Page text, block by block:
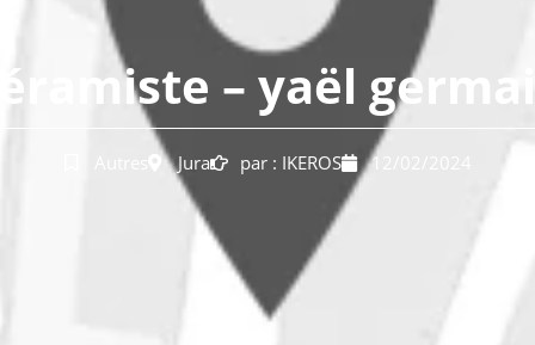
– yaël
Jura par : IKEROS 12/02/2024